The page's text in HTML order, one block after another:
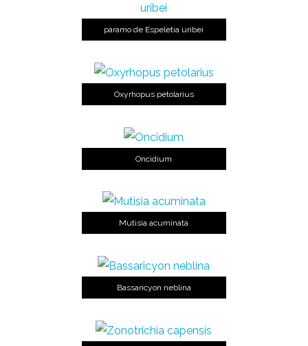
páramo de Espeletia uribei
Oxyrhopus petolarius
Oncidium
Mutisia acuminata
Bassaricyon neblina